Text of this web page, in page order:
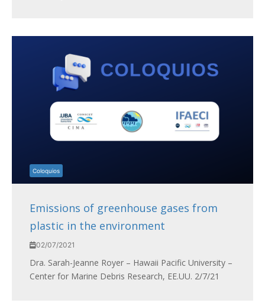
Coloquios
Emissions of greenhouse gases from
plastic in the environment
02/07/2021
Dra. Sarah-Jeanne Royer – Hawaii Pacific University –
Center for Marine Debris Research, EE.UU. 2/7/21